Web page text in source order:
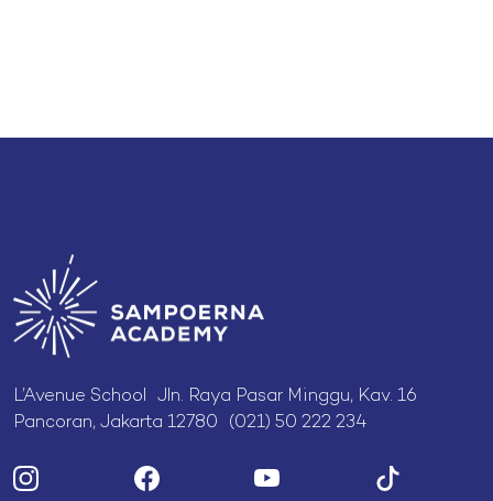
L’Avenue School Jln. Raya Pasar Minggu, Kav. 16
Pancoran, Jakarta 12780 (021) 50 222 234